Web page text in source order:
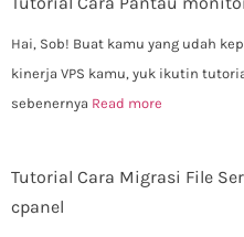
Hai, Sob! Buat kamu yang udah
kinerja VPS kamu, yuk ikutin
sebenernya Read more
Tutorial Cara Migrasi File
cpanel